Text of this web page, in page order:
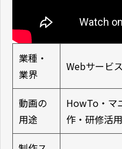
業種・
業界
Webサービ
動画の
用途
HowTo ・
作・研修活用